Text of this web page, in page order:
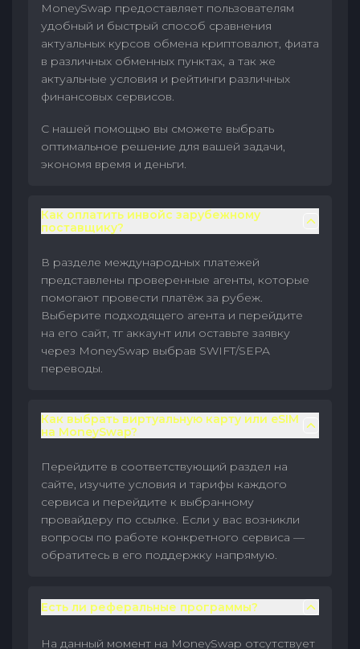
MoneySwap предоставляет пользователям
удобный и быстрый способ сравнения
актуальных курсов обмена криптовалют, фиата
в различных обменных пунктах, а так же
актуальные условия и рейтинги различных
финансовых сервисов.
С нашей помощью вы сможете выбрать
оптимальное решение для вашей задачи,
экономя время и деньги.
Как оплатить инвойс зарубежному
поставщику?
В разделе международных платежей
представлены проверенные агенты, которые
помогают провести платёж за рубеж.
Выберите подходящего агента и перейдите
на его сайт, тг аккаунт или оставьте заявку
через MoneySwap выбрав SWIFT/SEPA
переводы.
Как выбрать виртуальную карту или eSIM
на MoneySwap?
Перейдите в соответствующий раздел на
сайте, изучите условия и тарифы каждого
сервиса и перейдите к выбранному
провайдеру по ссылке. Если у вас возникли
вопросы по работе конкретного сервиса —
обратитесь в его поддержку напрямую.
Есть ли реферальные программы?
На данный момент на MoneySwap отсутствует